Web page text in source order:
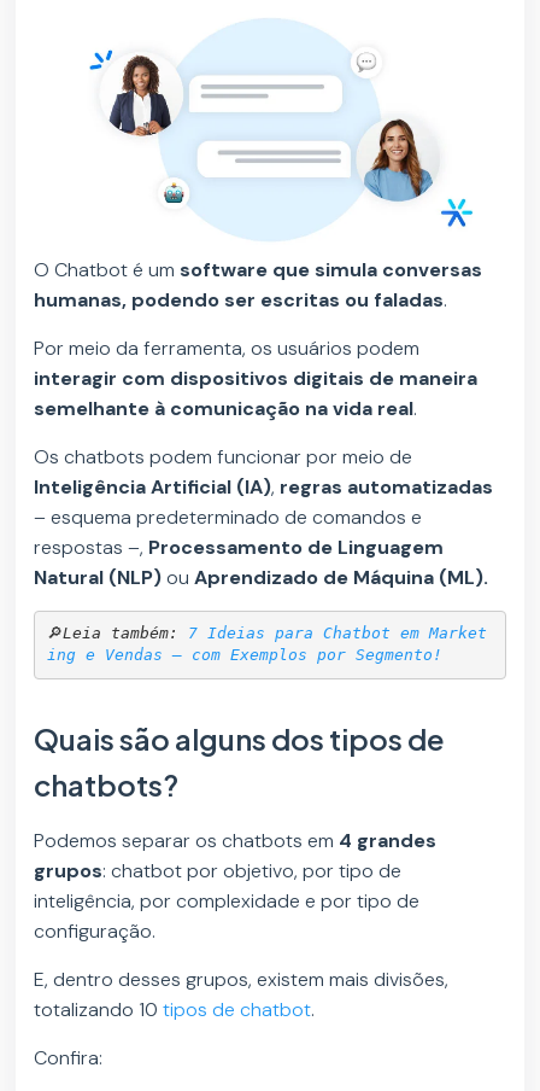
O Chatbot é umsoftware que simula conversas
humanas, podendo ser escritas ou faladas.
Por meio da ferramenta, os usuários podem
interagir com dispositivos digitais de maneira
semelhante à comunicação na vida real.
Os chatbots podem funcionar por meio de
Inteligência Artificial (IA), regras automatizadas
– esquema predeterminado de comandos e
respostas –, Processamento de Linguagem
Natural (NLP)ouAprendizado de Máquina (ML).
🔎Leia também: 7 Ideias para Chatbot em Market
ing e Vendas – com Exemplos por Segmento!
Quais são alguns dos tipos de
chatbots?
Podemos separar os chatbots em 4 grandes
grupos: chatbot por objetivo, por tipo de
inteligência, por complexidade e por tipo de
configuração.
E, dentro desses grupos, existem mais divisões,
totalizando 10tipos de chatbot.
Confira: